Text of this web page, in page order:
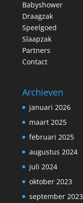
Babyshower
Draagzak
Speelgoed
Slaapzak
Partners
Contact
Archieven
januari 2026
maart 2025
februari 2025
augustus 2024
juli 2024
oktober 2023
september 2023